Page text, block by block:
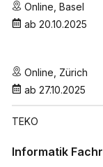
Online Basel
ab 20.10.2025
Online Zürich
ab 27.10.2025
TEKO
Informatik